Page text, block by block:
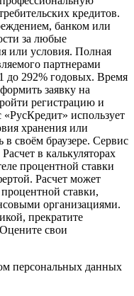
кредитов.
банком или
за любые
или условия. Полная
партнерами
до 292% годовых. Время
заявку на
регистрацию и
использует
хранения или
своём браузере. Сервис
в калькуляторах
процентной ставки
Расчет может
процентной ставки,
организациями.
прекратите
свои
персональных данных